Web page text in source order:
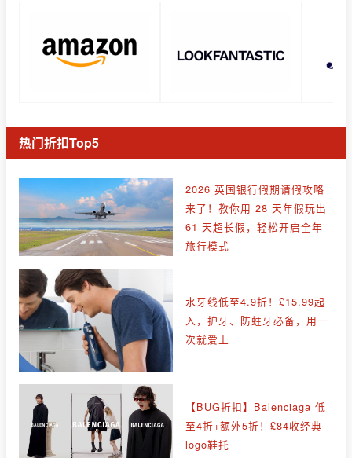
热门折扣Top5
2026 英国银行假期请假攻略
来了！教你用 28 天年假玩出
61 天超长假，轻松开启全年
旅行模式
水牙线低至4.9折！£15.99起
入，护牙、防蛀牙必备，用一
次就爱上
【BUG折扣】Balenciaga 低
至4折+额外5折！£84收经典
logo鞋托